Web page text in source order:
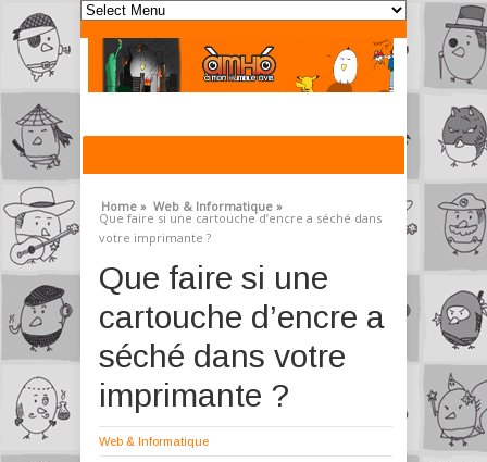
Home » Web & Informatique »
Que faire si une cartouche d’encre a séché dans
votre imprimante ?
Que faire si une
cartouche d’encre a
séché dans votre
imprimante ?
Web & Informatique